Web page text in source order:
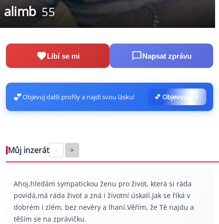
alimb 55
Líbí se mi Napsat zprávu
💕Objevuj další profily a najdi svou lásku! 💕 Objevovat
Můj inzerát < >
Ahoj,hledám sympatickou ženu pro život, která si ráda
povídá,má ráda život a zná i životní úskalí.Jak se říká v
dobrém i zlém, bez nevěry a lhaní.Věřím, že Tě najdu a
těším se na zprávičku.